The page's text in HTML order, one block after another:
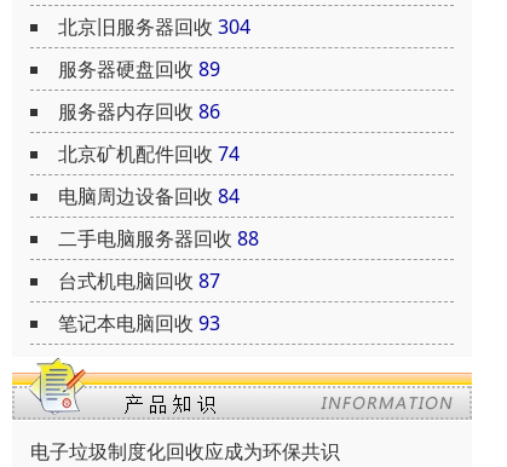
北京旧服务器回收 304
服务器硬盘回收 89
服务器内存回收 86
北京矿机配件回收 74
电脑周边设备回收 84
二手电脑服务器回收 88
台式机电脑回收 87
笔记本电脑回收 93
电子垃圾制度化回收应成为环保共识